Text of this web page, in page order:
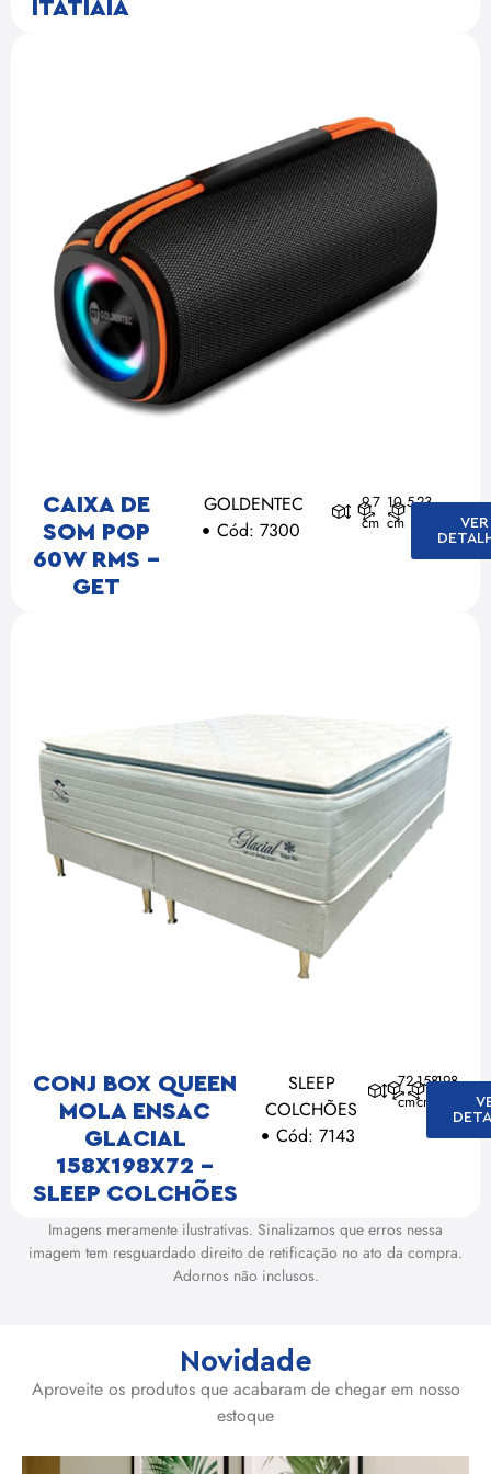
ITATIAIA
CAIXA DE
SOM POP
60W RMS –
GET
GOLDENTEC
Cód: 7300
9,7
cm
10,5
cm
23
VER
CONJ BOX QUEEN
MOLA ENSAC
GLACIAL
158X198X72 –
SLEEP COLCHÕES
SLEEP
COLCHÕES
Cód: 7143
72
cm
158
cm
198
Imagens meramente ilustrativas. Sinalizamos que erros nessa
imagem tem resguardado direito de retificação no ato da compra.
Adornos não inclusos.
Novidade
Aproveite os produtos que acabaram de chegar em nosso
estoque